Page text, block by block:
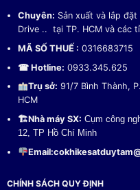
Chuyên: Sản xuất và lắp
Drive .. tại TP. HCM và các
MÃ SỐ THUẾ : 0316683715
☎ Hotline: 0933.345.625
Trụ sở: 91/7 Bình Thành,
HCM
🏗Nhà máy SX: Cụm công
12, TP Hồ Chí Minh
Email:
CHÍNH SÁCH QUY ĐỊNH